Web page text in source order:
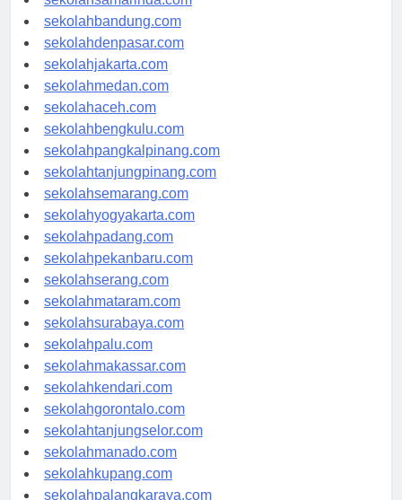
sekolahsamarinda.com
sekolahbandung.com
sekolahdenpasar.com
sekolahjakarta.com
sekolahmedan.com
sekolahaceh.com
sekolahbengkulu.com
sekolahpangkalpinang.com
sekolahtanjungpinang.com
sekolahsemarang.com
sekolahyogyakarta.com
sekolahpadang.com
sekolahpekanbaru.com
sekolahserang.com
sekolahmataram.com
sekolahsurabaya.com
sekolahpalu.com
sekolahmakassar.com
sekolahkendari.com
sekolahgorontalo.com
sekolahtanjungselor.com
sekolahmanado.com
sekolahkupang.com